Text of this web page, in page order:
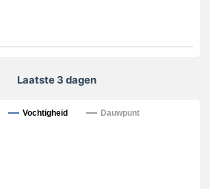
Laatste 3 dagen
Laatste 3 dagen
Vochtigheid
Dauwpunt